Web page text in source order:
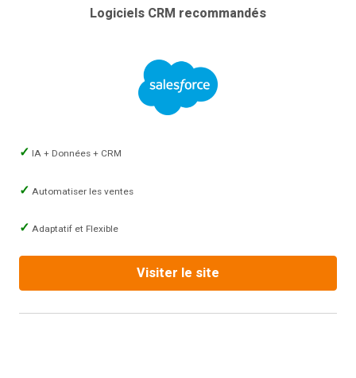
Logiciels CRM recommandés
IA + Données + CRM
Automatiser les ventes
Adaptatif et Flexible
Visiter le site